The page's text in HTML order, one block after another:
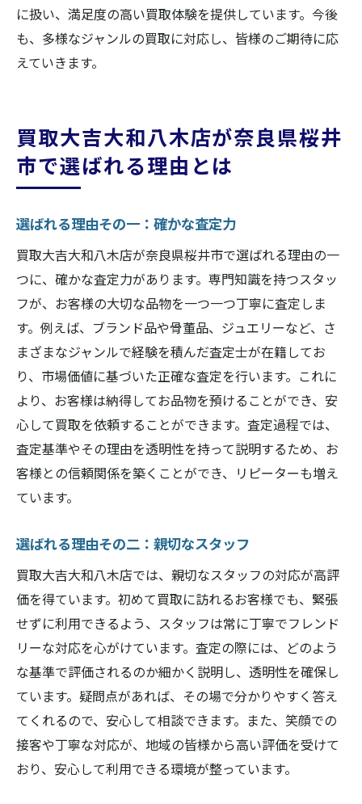
に扱い、満足度の高い買取体験を提供しています。今後
も、多様なジャンルの買取に対応し、皆様のご期待に応
えていきます。
買取大吉大和八木店が奈良県桜井
市で選ばれる理由とは
選ばれる理由その一：確かな査定力
買取大吉大和八木店が奈良県桜井市で選ばれる理由の一
つに、確かな査定力があります。専門知識を持つスタッ
フが、お客様の大切な品物を一つ一つ丁寧に査定しま
す。例えば、ブランド品や骨董品、ジュエリーなど、さ
まざまなジャンルで経験を積んだ査定士が在籍してお
り、市場価値に基づいた正確な査定を行います。これに
より、お客様は納得してお品物を預けることができ、安
心して買取を依頼することができます。査定過程では、
査定基準やその理由を透明性を持って説明するため、お
客様との信頼関係を築くことができ、リピーターも増え
ています。
選ばれる理由その二：親切なスタッフ
買取大吉大和八木店では、親切なスタッフの対応が高評
価を得ています。初めて買取に訪れるお客様でも、緊張
せずに利用できるよう、スタッフは常に丁寧でフレンド
リーな対応を心がけています。査定の際には、どのよう
な基準で評価されるのか細かく説明し、透明性を確保し
ています。疑問点があれば、その場で分かりやすく答え
てくれるので、安心して相談できます。また、笑顔での
接客や丁寧な対応が、地域の皆様から高い評価を受けて
おり、安心して利用できる環境が整っています。